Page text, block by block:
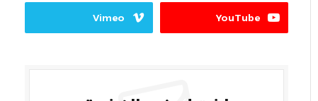
YouTube
Vimeo